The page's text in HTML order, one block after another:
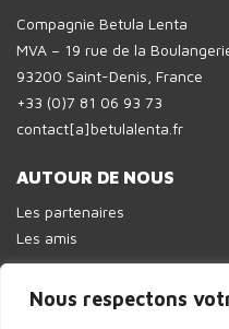
Nous respectons
Compagnie Betula Lenta
MVA – 19 rue de la
93200 Saint-Denis, France
+33 (0)7 81 06 93 73
contact[a]betulalenta.fr
AUTOUR DE NOUS
Les partenaires
Les amis